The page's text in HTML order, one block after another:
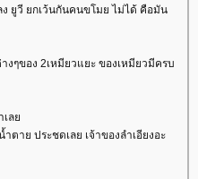
ยูวี ยกเว้นกันคนขโมย ไม่ได้ คือมัน
ๆของ 2เหมียวแยะ ของเหมียวมีครบ
เล
ตาย ประชดเลย เจ้าของลำเอียงอะ